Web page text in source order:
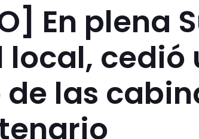
En plena
cedió
las